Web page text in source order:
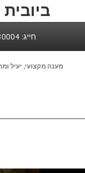
חייג: 052-3780004
מענה מקצועי, יעיל